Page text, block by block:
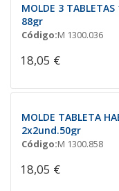
MOLDE 3
88gr
Código:M 1300.036
18,05 €
MOLDE TABLETA
2x2und.50gr
Código:M 1300.858
18,05 €